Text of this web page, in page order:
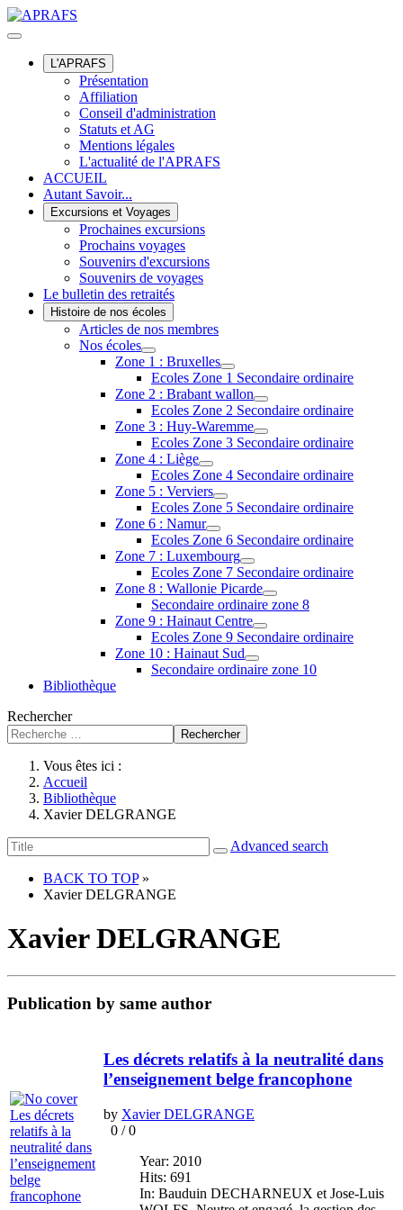
L'APRAFS
Présentation
Affiliation
Conseil d'administration
Statuts et AG
Mentions légales
L'actualité de l'APRAFS
ACCUEIL
Autant Savoir...
Excursions et Voyages
Prochaines excursions
Prochains voyages
Souvenirs d'excursions
Souvenirs de voyages
Le bulletin des retraités
Histoire de nos écoles
Articles de nos membres
Nos écoles
Zone 1 : Bruxelles
Ecoles Zone 1 Secondaire ordinaire
Zone 2 : Brabant wallon
Ecoles Zone 2 Secondaire ordinaire
Zone 3 : Huy-Waremme
Ecoles Zone 3 Secondaire ordinaire
Zone 4 : Liège
Ecoles Zone 4 Secondaire ordinaire
Zone 5 : Verviers
Ecoles Zone 5 Secondaire ordinaire
Zone 6 : Namur
Ecoles Zone 6 Secondaire ordinaire
Zone 7 : Luxembourg
Ecoles Zone 7 Secondaire ordinaire
Zone 8 : Wallonie Picarde
Secondaire ordinaire zone 8
Zone 9 : Hainaut Centre
Ecoles Zone 9 Secondaire ordinaire
Zone 10 : Hainaut Sud
Secondaire ordinaire zone 10
Bibliothèque
Rechercher
Rechercher
Vous êtes ici :
Accueil
Bibliothèque
Xavier DELGRANGE
Advanced search
BACK TO TOP»
Xavier DELGRANGE
Xavier DELGRANGE
Publication by same author
Les décrets relatifs à la neutralité dans
l’enseignement belge francophone
by Xavier DELGRANGE
0 /0
Year: 2010
Hits: 691
In: Bauduin DECHARNEUX et Jose-Luis